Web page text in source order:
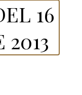
16
2013